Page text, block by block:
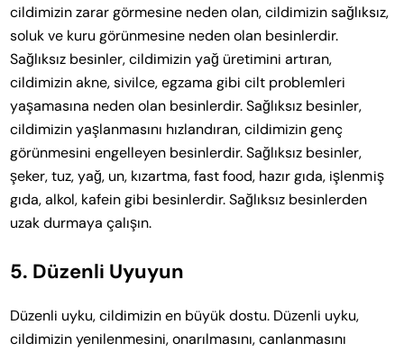
cildimizin zarar görmesine neden olan, cildimizin sağlıksız,
soluk ve kuru görünmesine neden olan besinlerdir.
Sağlıksız besinler, cildimizin yağ üretimini artıran,
cildimizin akne, sivilce, egzama gibi cilt problemleri
yaşamasına neden olan besinlerdir. Sağlıksız besinler,
cildimizin yaşlanmasını hızlandıran, cildimizin genç
görünmesini engelleyen besinlerdir. Sağlıksız besinler,
şeker, tuz, yağ, un, kızartma, fast food, hazır gıda, işlenmiş
gıda, alkol, kafein gibi besinlerdir. Sağlıksız besinlerden
uzak durmaya çalışın.
5. Düzenli Uyuyun
Düzenli uyku, cildimizin en büyük dostu. Düzenli uyku,
cildimizin yenilenmesini, onarılmasını, canlanmasını